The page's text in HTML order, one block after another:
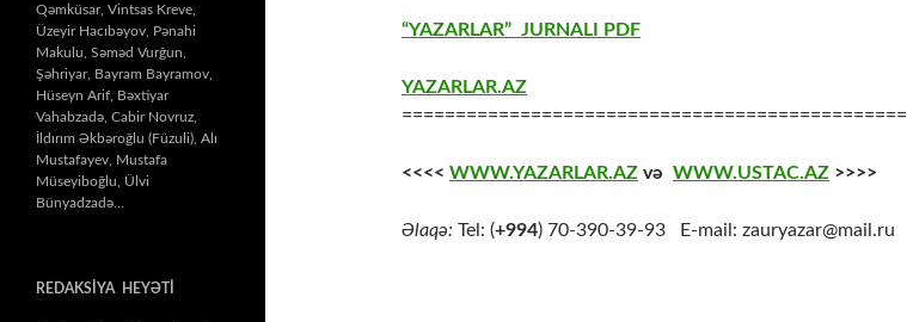
“YAZARLAR” JURNALI PDF
YAZARLAR.AZ
===============================================
<<<< WWW.YAZARLAR.AZ və WWW.USTAC.AZ >>>>
Əlaqə: Tel: (+994) 70-390-39-93 E-mail: zauryazar@mail.ru
Qəmküsar, Vintsas Kreve,
Üzeyir Hacıbəyov, Pənahi
Makulu, Səməd Vurğun,
Şəhriyar, Bayram Bayramov,
Hüseyn Arif, Bəxtiyar
Vahabzadə, Cabir Novruz,
İldırım Əkbəroğlu (Füzuli), Alı
Mustafayev, Mustafa
Müseyiboğlu, Ülvi
Bünyadzadə…
REDAKSİYA HEYƏTİ